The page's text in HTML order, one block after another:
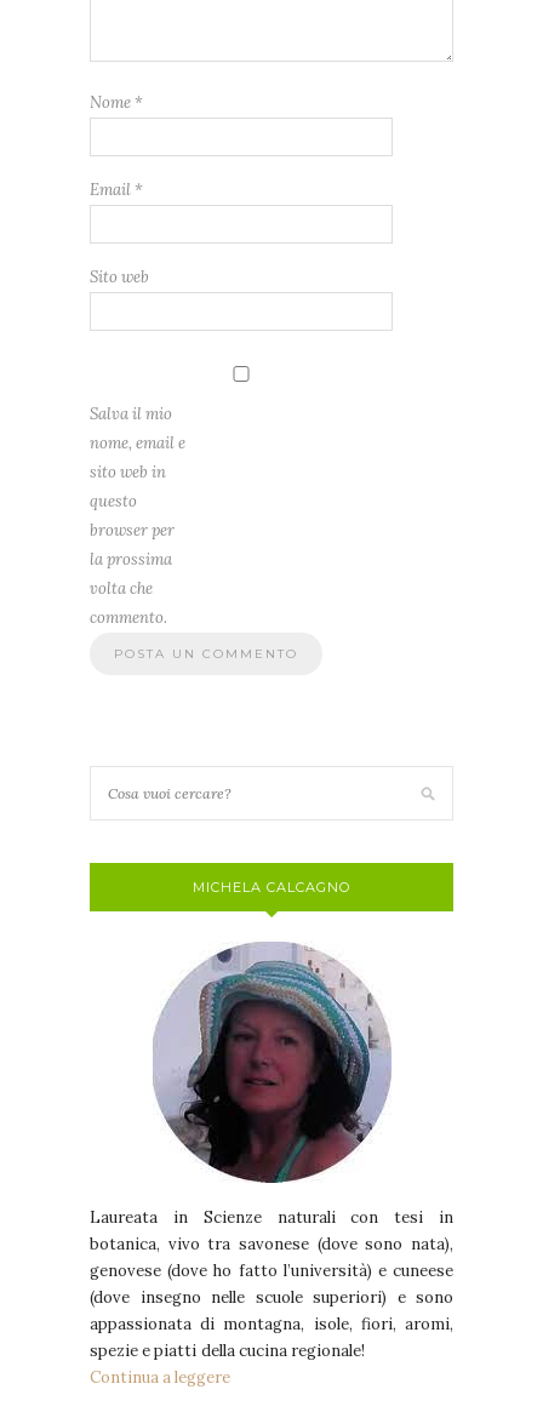
Nome *
Email *
Sito web
Salva il mio
nome, email e
sito web in
questo
browser per
la prossima
volta che
commento.
MICHELA CALCAGNO
Laureata in Scienze naturali con tesi in
botanica, vivo tra savonese (dove sono nata),
genovese (dove ho fatto l’università) e cuneese
(dove insegno nelle scuole superiori) e sono
appassionata di montagna, isole, fiori, aromi,
spezie e piatti della cucina regionale!
Continua a leggere